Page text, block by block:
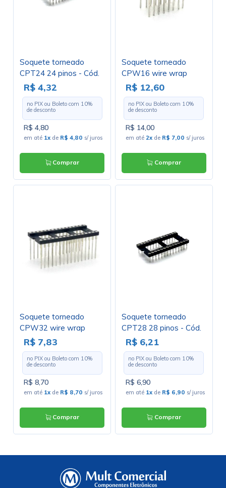
Soquete torneado
CPT24 24 pinos - Cód.
Loja 389 E 390
R$ 4,32
no PIX ou Boleto com 10%
de desconto
R$ 4,80
em até 1x de R$ 4,80 s/ juros
Comprar
Soquete torneado
CPW16 wire wrap
17,9mm 16 pinos - Cód.
Loja 458 E 459
R$ 12,60
no PIX ou Boleto com 10%
de desconto
R$ 14,00
em até 2x de R$ 7,00 s/ juros
Comprar
Soquete torneado
CPW32 wire wrap
17,9mm 32 pinos - Cód.
Loja 3121
R$ 7,83
no PIX ou Boleto com 10%
de desconto
R$ 8,70
em até 1x de R$ 8,70 s/ juros
Comprar
Soquete torneado
CPT28 28 pinos - Cód.
Loja 392 E 393
R$ 6,21
no PIX ou Boleto com 10%
de desconto
R$ 6,90
em até 1x de R$ 6,90 s/ juros
Comprar